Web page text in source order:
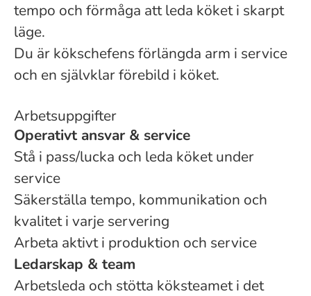
tempo och förmåga att leda köket i skarpt
läge.
Du är kökschefens förlängda arm i service
och en självklar förebild i köket.
Arbetsuppgifter
Operativt ansvar & service
Stå i pass/lucka och leda köket under
service
Säkerställa tempo, kommunikation och
kvalitet i varje servering
Arbeta aktivt i produktion och service
Ledarskap & team
Arbetsleda och stötta köksteamet i det